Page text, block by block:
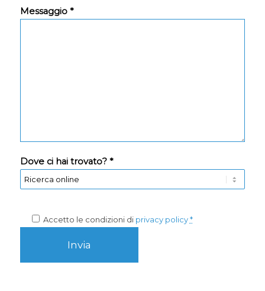
Messaggio *
Dove ci hai trovato? *
Accetto le condizioni di privacy policy *